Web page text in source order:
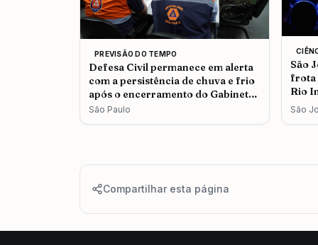
PREVISÃO DO TEMPO
Defesa Civil permanece em alerta
com a persistência de chuva e frio
após o encerramento do Gabinete
de Crise em São Paulo
São Paulo
São
frota
Rio
São
Compartilhar esta página